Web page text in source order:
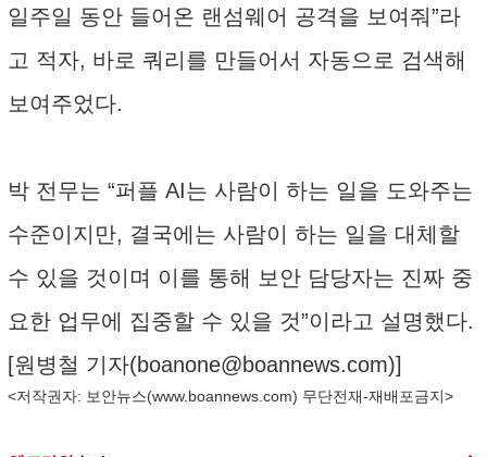
일주일 동안 들어온 랜섬웨어 공격을 보여줘”라
고 적자, 바로 쿼리를 만들어서 자동으로 검색해
보여주었다.
박 전무는 “퍼플 AI는 사람이 하는 일을 도와주는
수준이지만, 결국에는 사람이 하는 일을 대체할
수 있을 것이며 이를 통해 보안 담당자는 진짜 중
요한 업무에 집중할 수 있을 것”이라고 설명했다.
[원병철 기자(boanone@boannews.com)]
<저작권자: 보안뉴스(www.boannews.com) 무단전재-재배포금지>